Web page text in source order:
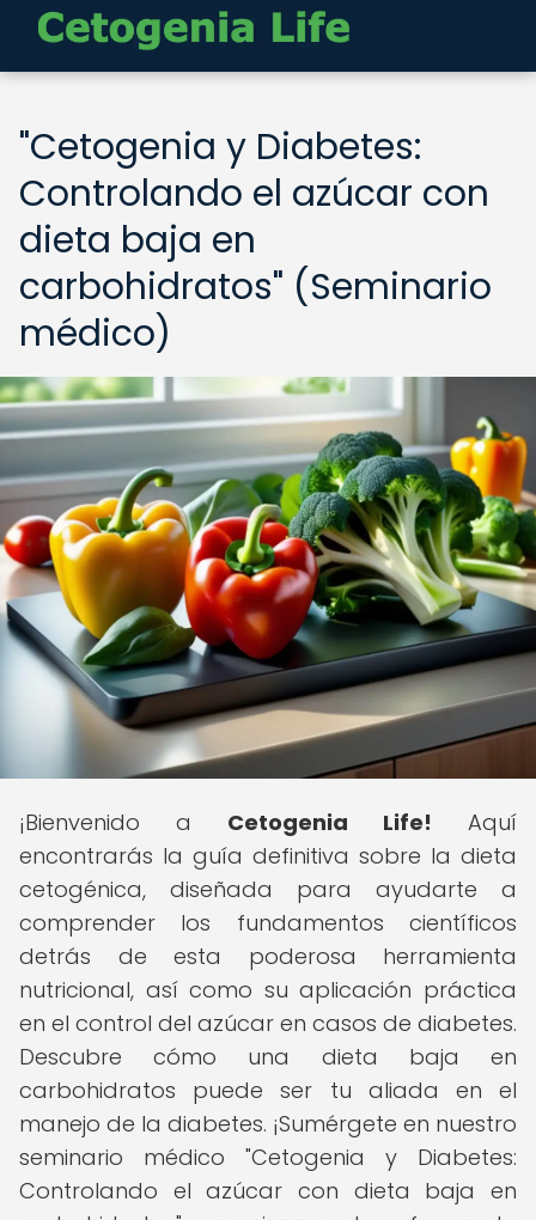
"Cetogenia y Diabetes:
Controlando el azúcar con
dieta baja en
carbohidratos" (Seminario
médico)
¡Bienvenido a Cetogenia Life! Aquí
encontrarás la guía definitiva sobre la dieta
cetogénica, diseñada para ayudarte a
comprender los fundamentos científicos
detrás de esta poderosa herramienta
nutricional, así como su aplicación práctica
en el control del azúcar en casos de diabetes.
Descubre cómo una dieta baja en
carbohidratos puede ser tu aliada en el
manejo de la diabetes. ¡Sumérgete en nuestro
seminario médico "Cetogenia y Diabetes:
Controlando el azúcar con dieta baja en